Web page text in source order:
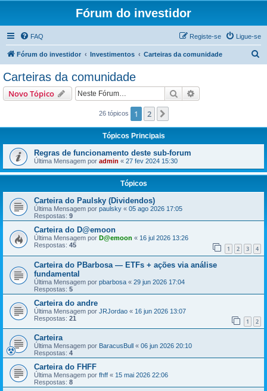
Fórum do investidor
FAQ Ligue-se
Registe-se
Fórum do investidor Investimentos Carteiras da comunidade
r
Carteiras da comunidade
Novo Tópico Pesquisar
26 tópicos 1 2
Tópicos Principais
Regras de funcionamento deste sub-forum
Última Mensagem por admin « 27 fev 2024 15:30
Tópicos
Carteira do Paulsky (Dividendos)
Última Mensagem por paulsky « 05 ago 2026 17:05
Respostas: 9
Carteira do D@emoon
Última Mensagem por D@emoon « 16 jul 2026 13:26
Respostas: 45 1 2 3 4
Carteira do PBarbosa — ETFs + ações via análise
fundamental
Última Mensagem por pbarbosa « 29 jun 2026 17:04
Respostas: 5
Carteira do andre
Última Mensagem por JRJordao « 16 jun 2026 13:07
Respostas: 21 1 2
Carteira
Última Mensagem por BaracusBull « 06 jun 2026 20:10
Respostas: 4
Carteira do FHFF
Última Mensagem por fhff « 15 mai 2026 22:06
Respostas: 8